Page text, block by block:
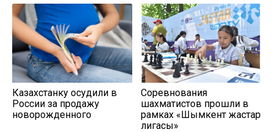
Казахстанку осудили в
России за продажу
новорожденного
Соревнования
шахматистов прошли в
рамках «Шымкент жастар
лигасы»